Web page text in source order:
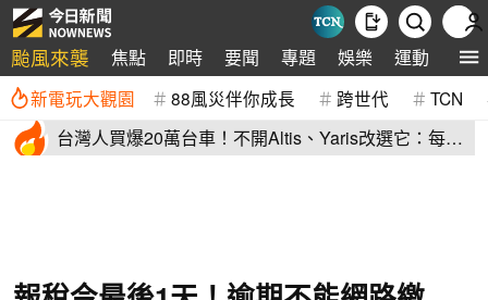
颱風來襲 焦點 即時 要聞 專題 娛樂 運動 全球
新電玩大觀園 88風災伴你成長 跨世代 TCN
台灣人買爆20萬台車！不開Altis、Yaris改選它：每輛